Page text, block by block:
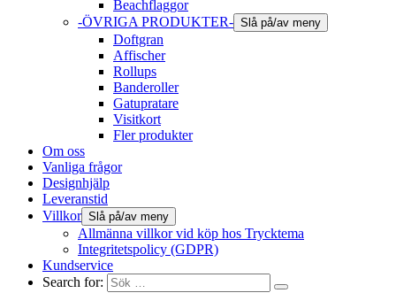
Beachflaggor
-ÖVRIGA PRODUKTER- Slå på/av meny
Doftgran
Affischer
Rollups
Banderoller
Gatupratare
Visitkort
Fler produkter
Om oss
Vanliga frågor
Designhjälp
Leveranstid
Villkor Slå på/av meny
Allmänna villkor vid köp hos Trycktema
Integritetspolicy (GDPR)
Kundservice
Search for: